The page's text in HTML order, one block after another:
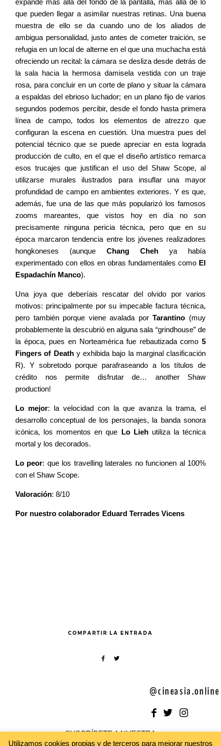
expande más allá del fondo de la pantalla, más allá de lo
que pueden llegar a asimilar nuestras retinas. Una buena
muestra de ello se da cuando uno de los aliados de
ambigua personalidad, justo antes de cometer traición, se
refugia en un local de alterne en el que una muchacha está
ofreciendo un recital: la cámara se desliza desde detrás de
la sala hacia la hermosa damisela vestida con un traje
rosa, para concluir en un corte de plano y situar la cámara
a espaldas del ebrioso luchador; en un plano fijo de varios
segundos podemos percibir, desde el fondo hasta primera
línea de campo, todos los elementos de atrezzo que
configuran la escena en cuestión. Una muestra pues del
potencial técnico que se puede apreciar en esta lograda
producción de culto, en el que el diseño artístico remarca
esos trucajes que justifican el uso del Shaw Scope, al
utilizarse murales ilustrados para insuflar una mayor
profundidad de campo en ambientes exteriores. Y es que,
además, fue una de las que más popularizó los famosos
zooms mareantes, que vistos hoy en día no son
precisamente ninguna pericia técnica, pero que en su
época marcaron tendencia entre los jóvenes realizadores
hongkoneses (aunque Chang Cheh ya había
experimentado con ellos en obras fundamentales como El
Espadachín Manco).
Una joya que deberíais rescatar del olvido por varios
motivos: principalmente por su impecable factura técnica,
pero también porque viene avalada porTarantino (muy
probablemente la descubrió en alguna sala “grindhouse” de
la época, pues en Norteamérica fue rebautizada como 5
Fingers of Deathy exhibida bajo la marginal clasificación
R). Y sobretodo porque parafraseando a los títulos de
crédito nos permite disfrutar de… another Shaw
production!
Lo mejor: la velocidad con la que avanza la trama, el
desarrollo conceptual de los personajes, la banda sonora
icónica, los momentos en que Lo Liehutiliza la técnica
mortal y los decorados.
Lo peor: que los travelling laterales no funcionen al 100%
con el Shaw Scope.
Valoración: 8/10
Por nuestro colaborador Eduard Terrades Vicens
COMPARTIR LA ENTRADA
@cineasia.online
SUSCRÍBETE A NUESTRA
Utilizamos cookies propias y de terceros para mejorar nuestros